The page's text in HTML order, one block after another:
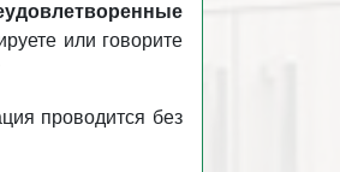
или говорите
проводится без